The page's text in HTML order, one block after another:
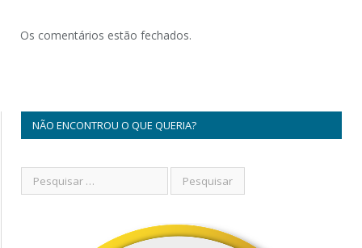
Os comentários estão fechados.
NÃO ENCONTROU O QUE QUERIA?